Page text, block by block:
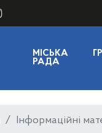
МІСЬКА
РАДА
Інформаційні